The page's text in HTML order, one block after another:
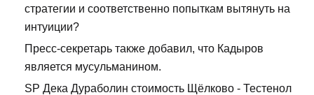
стратегии и соответственно попыткам вытянуть на
интуиции?
Пресс-секретарь также добавил, что Кадыров
является мусульманином.
SP Дека Дураболин стоимость Щёлково - Тестенол